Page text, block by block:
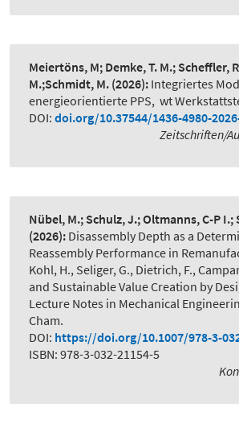
Meiertöns, M; Demke, T. M.; Scheffler,
M.;Schmidt, M. (2026): Integriertes
energieorientierte PPS, wt
DOI: doi.org/10.37544/1436-4980-
Zeitschriften/
Nübel, M.; Schulz, J.; Oltmanns, C-P I.;
(2026): Disassembly Depth as a
Reassembly Performance in
Kohl, H., Seliger, G., Dietrich, F.,
and Sustainable Value Creation by
Lecture Notes in Mechanical
Cham.
DOI: https://doi.org/10.1007/978-3-
ISBN: 978-3-032-21154-5